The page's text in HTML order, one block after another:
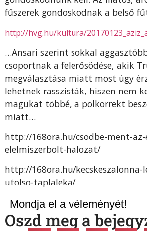
fűszerek gondoskodnak a belső
http://hvg.hu/kultura/
…Ansari szerint sokkal
csoportnak a felerősödése, akik
megválasztása miatt most úgy
lehetnek rasszisták, hiszen nem
magukat többé, a polkorrekt
miatt…
http://168ora.hu/csodbe-ment-az-
elelmiszerbolt-halozat/
http://168ora.hu/
utolso-taplaleka/
Mondja el a véleményét!
Oszd meg a